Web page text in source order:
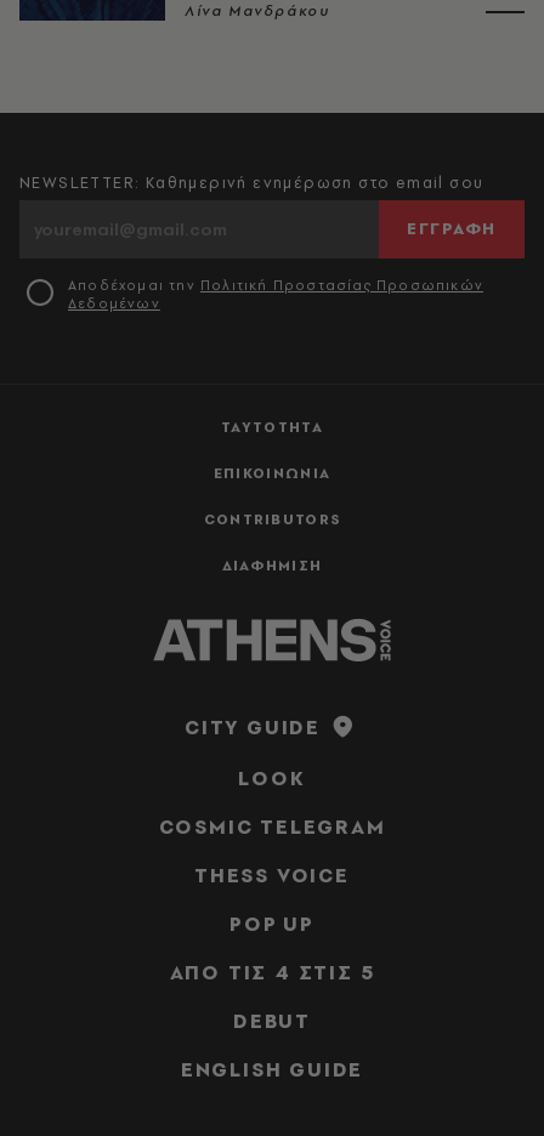
Λίνα Μανδράκου
ΤΑΥΤΟΤΗΤΑ
ΕΠΙΚΟΙΝΩΝΙΑ
CONTRIBUTORS
ΔΙΑΦΗΜΙΣΗ
NEWSLETTER: Καθημερινή ενημέρωση στο email σου
ΕΓΓΡΑΦΗ
Αποδέχομαι την Πολιτική Προστασίας Προσωπικών
Δεδομένων
CITY GUIDE
LOOK
COSMIC TELEGRAM
THESS VOICE
POP UP
ΑΠΟ ΤΙΣ 4 ΣΤΙΣ 5
DEBUT
ENGLISH GUIDE